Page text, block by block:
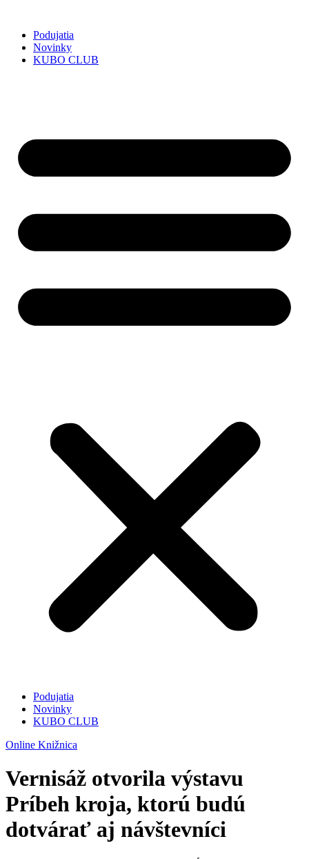
obsah
Podujatia
Novinky
KUBO CLUB
Podujatia
Novinky
KUBO CLUB
Online Knižnica
Vernisáž otvorila výstavu
Príbeh kroja, ktorú budú
dotvárať aj návštevníci